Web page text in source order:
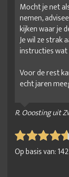
Mocht je net
nemen,
kijken waar je
Je wil ze strak
instructies wat
Voor de rest
echt jaren
R. Ooosting uit
Op basis van:142